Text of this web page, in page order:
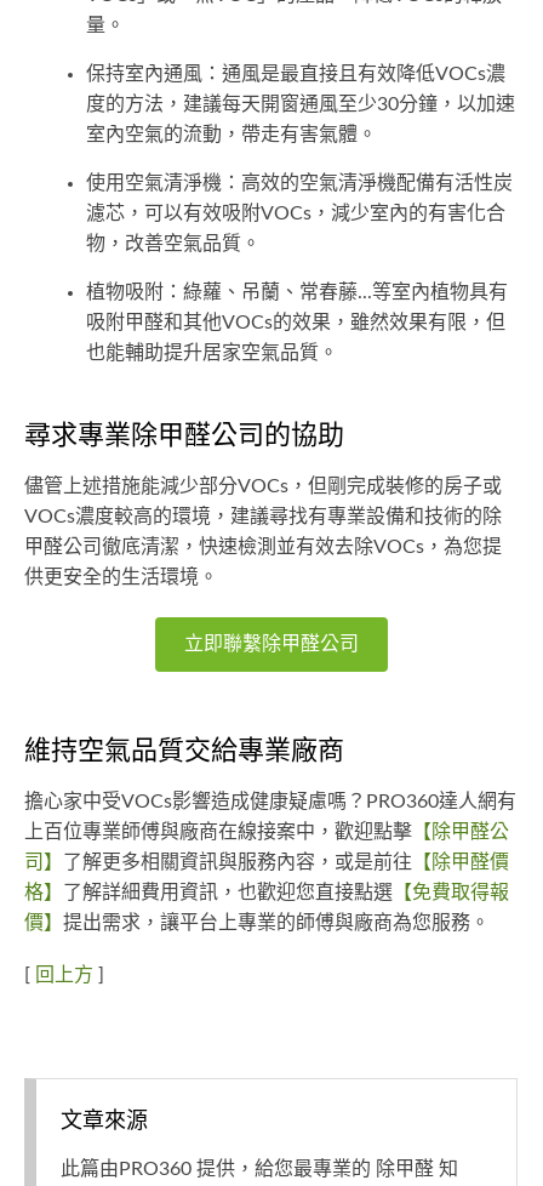
量。
保持室內通風：通風是最直接且有效降低VOCs濃
度的方法，建議每天開窗通風至少30分鐘，以加速
室內空氣的流動，帶走有害氣體。
使用空氣清淨機：高效的空氣清淨機配備有活性炭
濾芯，可以有效吸附VOCs，減少室內的有害化合
物，改善空氣品質。
植物吸附：綠蘿、吊蘭、常春藤...等室內植物具有
吸附甲醛和其他VOCs的效果，雖然效果有限，但
也能輔助提升居家空氣品質。
尋求專業除甲醛公司的協助
儘管上述措施能減少部分VOCs，但剛完成裝修的房子或
VOCs濃度較高的環境，建議尋找有專業設備和技術的除
甲醛公司徹底清潔，快速檢測並有效去除VOCs，為您提
供更安全的生活環境。
立即聯繫除甲醛公司
維持空氣品質交給專業廠商
擔心家中受VOCs影響造成健康疑慮嗎？PRO360達人網有
上百位專業師傅與廠商在線接案中，歡迎點擊 【除甲醛公
司】
了解更多相關資訊與服務內容，或是前往 【除甲醛價
格】
了解詳細費用資訊，也歡迎您直接點選 【免費取得報
價】 提出需求，讓平台上專業的師傅與廠商為您服務。
[ 回上方 ]
文章來源
此篇由PRO360 提供，給您最專業的 除甲醛 知